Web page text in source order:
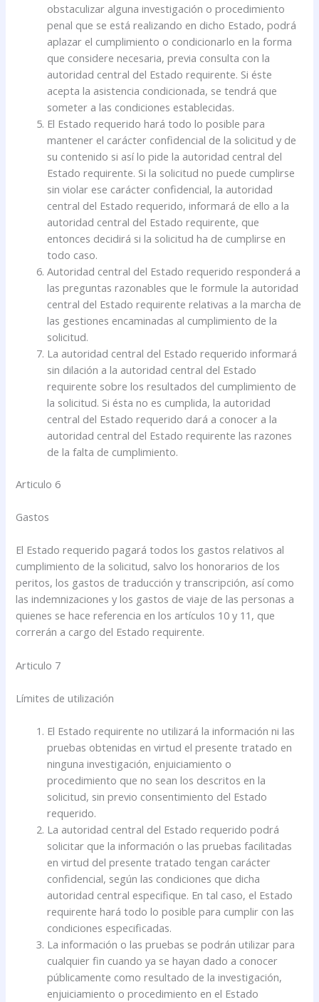
obstaculizar alguna investigación o procedimiento
penal que se está realizando en dicho Estado, podrá
aplazar el cumplimiento o condicionarlo en la forma
que considere necesaria, previa consulta con la
autoridad central del Estado requirente. Si éste
acepta la asistencia condicionada, se tendrá que
someter a las condiciones establecidas.
El Estado requerido hará todo lo posible para
mantener el carácter confidencial de la solicitud y de
su contenido si así lo pide la autoridad central del
Estado requirente. Si la solicitud no puede cumplirse
sin violar ese carácter confidencial, la autoridad
central del Estado requerido, informará de ello a la
autoridad central del Estado requirente, que
entonces decidirá si la solicitud ha de cumplirse en
todo caso.
Autoridad central del Estado requerido responderá a
las preguntas razonables que le formule la autoridad
central del Estado requirente relativas a la marcha de
las gestiones encaminadas al cumplimiento de la
solicitud.
La autoridad central del Estado requerido informará
sin dilación a la autoridad central del Estado
requirente sobre los resultados del cumplimiento de
la solicitud. Si ésta no es cumplida, la autoridad
central del Estado requerido dará a conocer a la
autoridad central del Estado requirente las razones
de la falta de cumplimiento.
Articulo 6
Gastos
El Estado requerido pagará todos los gastos relativos al
cumplimiento de la solicitud, salvo los honorarios de los
peritos, los gastos de traducción y transcripción, así como
las indemnizaciones y los gastos de viaje de las personas a
quienes se hace referencia en los artículos 10 y 11, que
correrán a cargo del Estado requirente.
Articulo 7
Límites de utilización
El Estado requirente no utilizará la información ni las
pruebas obtenidas en virtud el presente tratado en
ninguna investigación, enjuiciamiento o
procedimiento que no sean los descritos en la
solicitud, sin previo consentimiento del Estado
requerido.
La autoridad central del Estado requerido podrá
solicitar que la información o las pruebas facilitadas
en virtud del presente tratado tengan carácter
confidencial, según las condiciones que dicha
autoridad central especifique. En tal caso, el Estado
requirente hará todo lo posible para cumplir con las
condiciones especificadas.
La información o las pruebas se podrán utilizar para
cualquier fin cuando ya se hayan dado a conocer
públicamente como resultado de la investigación,
enjuiciamiento o procedimiento en el Estado